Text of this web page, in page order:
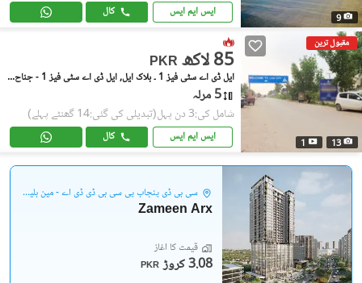
9 ایس ایم ایس کال
مقبول ترین
13
1
PKR 85 لاکھ
ایل ڈی اے سٹی فیز 1 ۔ بلاک ایل, ایل ڈی اے سٹی فیز 1 - جناح سیکٹر
5 مرلہ
شامل کی:3 دن پہل (تبدیلی کی گئی:14 گھنٹے پہلے)
ایس ایم ایس کال
سی بی ڈی پنجاب پی سی بی ڈی ڈی اے - مین بلیوارڈ گلبرگ
Zameen Arx
قیمت کا آغاز
PKR 3.08 کروڑ